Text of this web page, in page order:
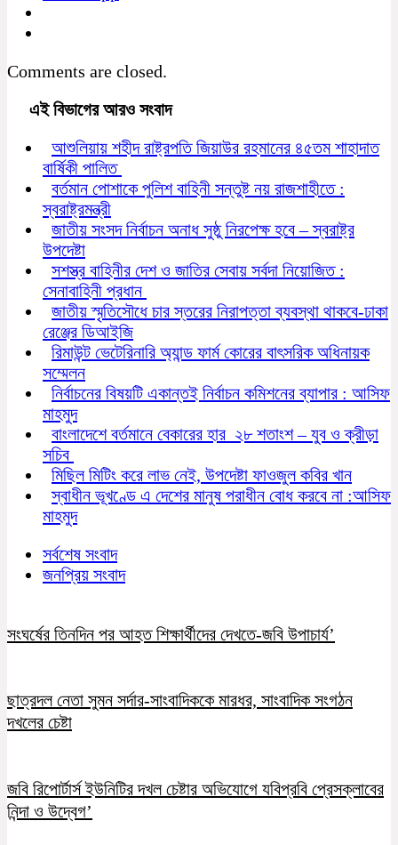
Comments are closed.
এই বিভাগের আরও সংবাদ
আশুলিয়ায় শহীদ রাষ্ট্রপতি জিয়াউর রহমানের ৪৫তম শাহাদাত
বার্ষিকী পালিত
বর্তমান পোশাকে পুলিশ বাহিনী সন্তুষ্ট নয় রাজশাহীতে :
স্বরাষ্ট্রমন্ত্রী
জাতীয় সংসদ নির্বাচন অনাধ সুষ্ঠু নিরপেক্ষ হবে – স্বরাষ্ট্র
উপদেষ্টা
সশস্ত্র বাহিনীর দেশ ও জাতির সেবায় সর্বদা নিয়োজিত :
সেনাবাহিনী প্রধান
জাতীয় স্মৃতিসৌধে চার স্তরের নিরাপত্তা ব্যবস্থা থাকবে-ঢাকা
রেঞ্জের ডিআইজি
রিমাউন্ট ভেটেরিনারি অ্যান্ড ফার্ম কোরের বাৎসরিক অধিনায়ক
সম্মেলন
নির্বাচনের বিষয়টি একান্তই নির্বাচন কমিশনের ব্যাপার : আসিফ
মাহমুদ
বাংলাদেশে বর্তমানে বেকারের হার ২৮ শতাংশ – যুব ও ক্রীড়া
সচিব
মিছিল মিটিং করে লাভ নেই, উপদেষ্টা ফাওজুল কবির খান
স্বাধীন ভূখণ্ডে এ দেশের মানুষ পরাধীন বোধ করবে না :আসিফ
মাহমুদ
সর্বশেষ সংবাদ
জনপ্রিয় সংবাদ
সংঘর্ষের তিনদিন পর আহত শিক্ষার্থীদের দেখতে-জবি উপাচার্য’
ছাত্রদল নেতা সুমন সর্দার-সাংবাদিককে মারধর, সাংবাদিক সংগঠন
দখলের চেষ্টা
জবি রিপোর্টার্স ইউনিটির দখল চেষ্টার অভিযোগে যবিপ্রবি প্রেসক্লাবের
নিন্দা ও উদ্বেগ’